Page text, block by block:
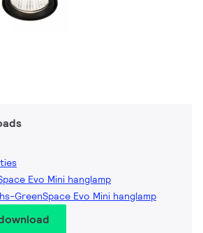
Evo Mini hanglamp
GreenSpace Evo Mini hanglamp